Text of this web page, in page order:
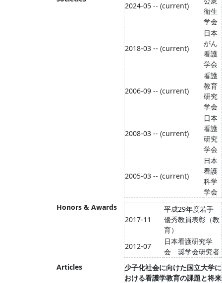
2024-05 -- (current)
衛生
学会
2018-03 -- (current)
日本
がん
看護
学会
2006-09 -- (current)
看護
教育
研究
学会
2008-03 -- (current)
日本
看護
研究
学会
2005-03 -- (current)
日本
看護
科学
学会
Honors & Awards
2017-11
平成29年度若手
優秀教員表彰（教
育）
2012-07
日本看護研究学
会 奨学会研究者
Articles
少子化社会に向けた国立大学に
おける看護学教育の課題と将来